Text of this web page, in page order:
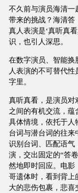
不久前与演员海清
带来的挑战？海清答
真人表演是‘真听真
识，也引人深思。
在数字演员、智能换
人表演的不可替代
字里。
真听真看，是演员对
之间的有机交流，
具体情境，依托于人
台词与潜台词的往
识别台词、匹配语气
演，交出固定的“答
然地即时回应。电影
哥遗体时，看到背上
大的悲伤包裹，悲